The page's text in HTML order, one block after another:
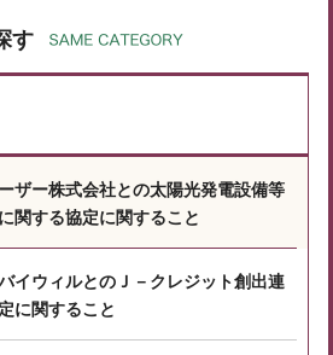
す
ザー株式会社との太陽光発電設備等
関する協定に関すること
イウィルとのＪ－クレジット創出連
に関すること